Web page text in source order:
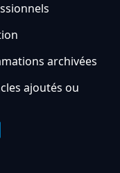
archivées
ajoutés ou